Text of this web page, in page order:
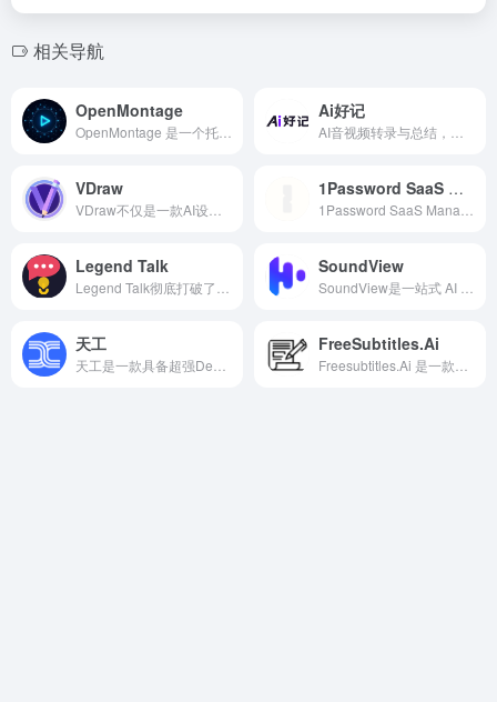
相关导航
OpenMontage Ai好记
VDraw 1Password SaaS Manager
Legend Talk SoundView
天工 FreeSubtitles.Ai